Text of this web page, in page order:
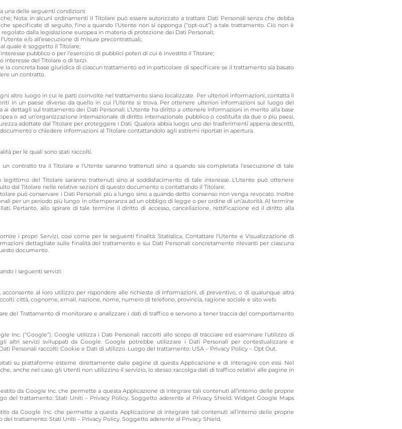
una delle seguenti condizioni:
Nota: in alcuni ordinamenti il Titolare può essere autorizzato a trattare Dati Personali senza che debba
specificate di seguito, fino a quando l’Utente non si opponga (“opt-out”) a tale trattamento. Ciò non è
dalla legislazione europea in materia di protezione dei Dati Personali;
e/o all’esecuzione di misure precontrattuali;
quale è soggetto il Titolare;
pubblico o per l’esercizio di pubblici poteri di cui è investito il Titolare;
del Titolare o di terzi.
la concreta base giuridica di ciascun trattamento ed in particolare di specificare se il trattamento sia basato
un contratto.
altro luogo in cui le parti coinvolte nel trattamento siano localizzate. Per ulteriori informazioni, contatta il
in un paese diverso da quello in cui l’Utente si trova. Per ottenere ulteriori informazioni sul luogo del
dettagli sul trattamento dei Dati Personali. L’Utente ha diritto a ottenere informazioni in merito alla base
o ad un’organizzazione internazionale di diritto internazionale pubblico o costituita da due o più paesi,
adottate dal Titolare per proteggere i Dati. Qualora abbia luogo uno dei trasferimenti appena descritti,
o chiedere informazioni al Titolare contattandolo agli estremi riportati in apertura.
per le quali sono stati raccolti.
contratto tra il Titolare e l’Utente saranno trattenuti sino a quando sia completata l’esecuzione di tale
del Titolare saranno trattenuti sino al soddisfacimento di tale interesse. L’Utente può ottenere
dal Titolare nelle relative sezioni di questo documento o contattando il Titolare.
può conservare i Dati Personali più a lungo sino a quando detto consenso non venga revocato. Inoltre
per un periodo più lungo in ottemperanza ad un obbligo di legge o per ordine di un’autorità. Al termine
Pertanto, allo spirare di tale termine il diritto di accesso, cancellazione, rettificazione ed il diritto alla
i propri Servizi, così come per le seguenti finalità: Statistica, Contattare l’Utente e Visualizzazione di
dettagliate sulle finalità del trattamento e sui Dati Personali concretamente rilevanti per ciascuna
documento.
i seguenti servizi:
al loro utilizzo per rispondere alle richieste di informazioni, di preventivo, o di qualunque altra
città, cognome, email, nazione, nome, numero di telefono, provincia, ragione sociale e sito web.
del Trattamento di monitorare e analizzare i dati di traffico e servono a tener traccia del comportamento
Inc. (“Google”). Google utilizza i Dati Personali raccolti allo scopo di tracciare ed esaminare l’utilizzo di
altri servizi sviluppati da Google. Google potrebbe utilizzare i Dati Personali per contestualizzare e
Personali raccolti: Cookie e Dati di utilizzo. Luogo del trattamento: USA – Privacy Policy – Opt Out.
su piattaforme esterne direttamente dalle pagine di questa Applicazione e di interagire con essi. Nel
anche nel caso gli Utenti non utilizzino il servizio, lo stesso raccolga dati di traffico relativi alle pagine in
da Google Inc. che permette a questa Applicazione di integrare tali contenuti all’interno delle proprie
del trattamento: Stati Uniti – Privacy Policy. Soggetto aderente al Privacy Shield. Widget Google Maps
da Google Inc. che permette a questa Applicazione di integrare tali contenuti all’interno delle proprie
del trattamento: Stati Uniti – Privacy Policy. Soggetto aderente al Privacy Shield.